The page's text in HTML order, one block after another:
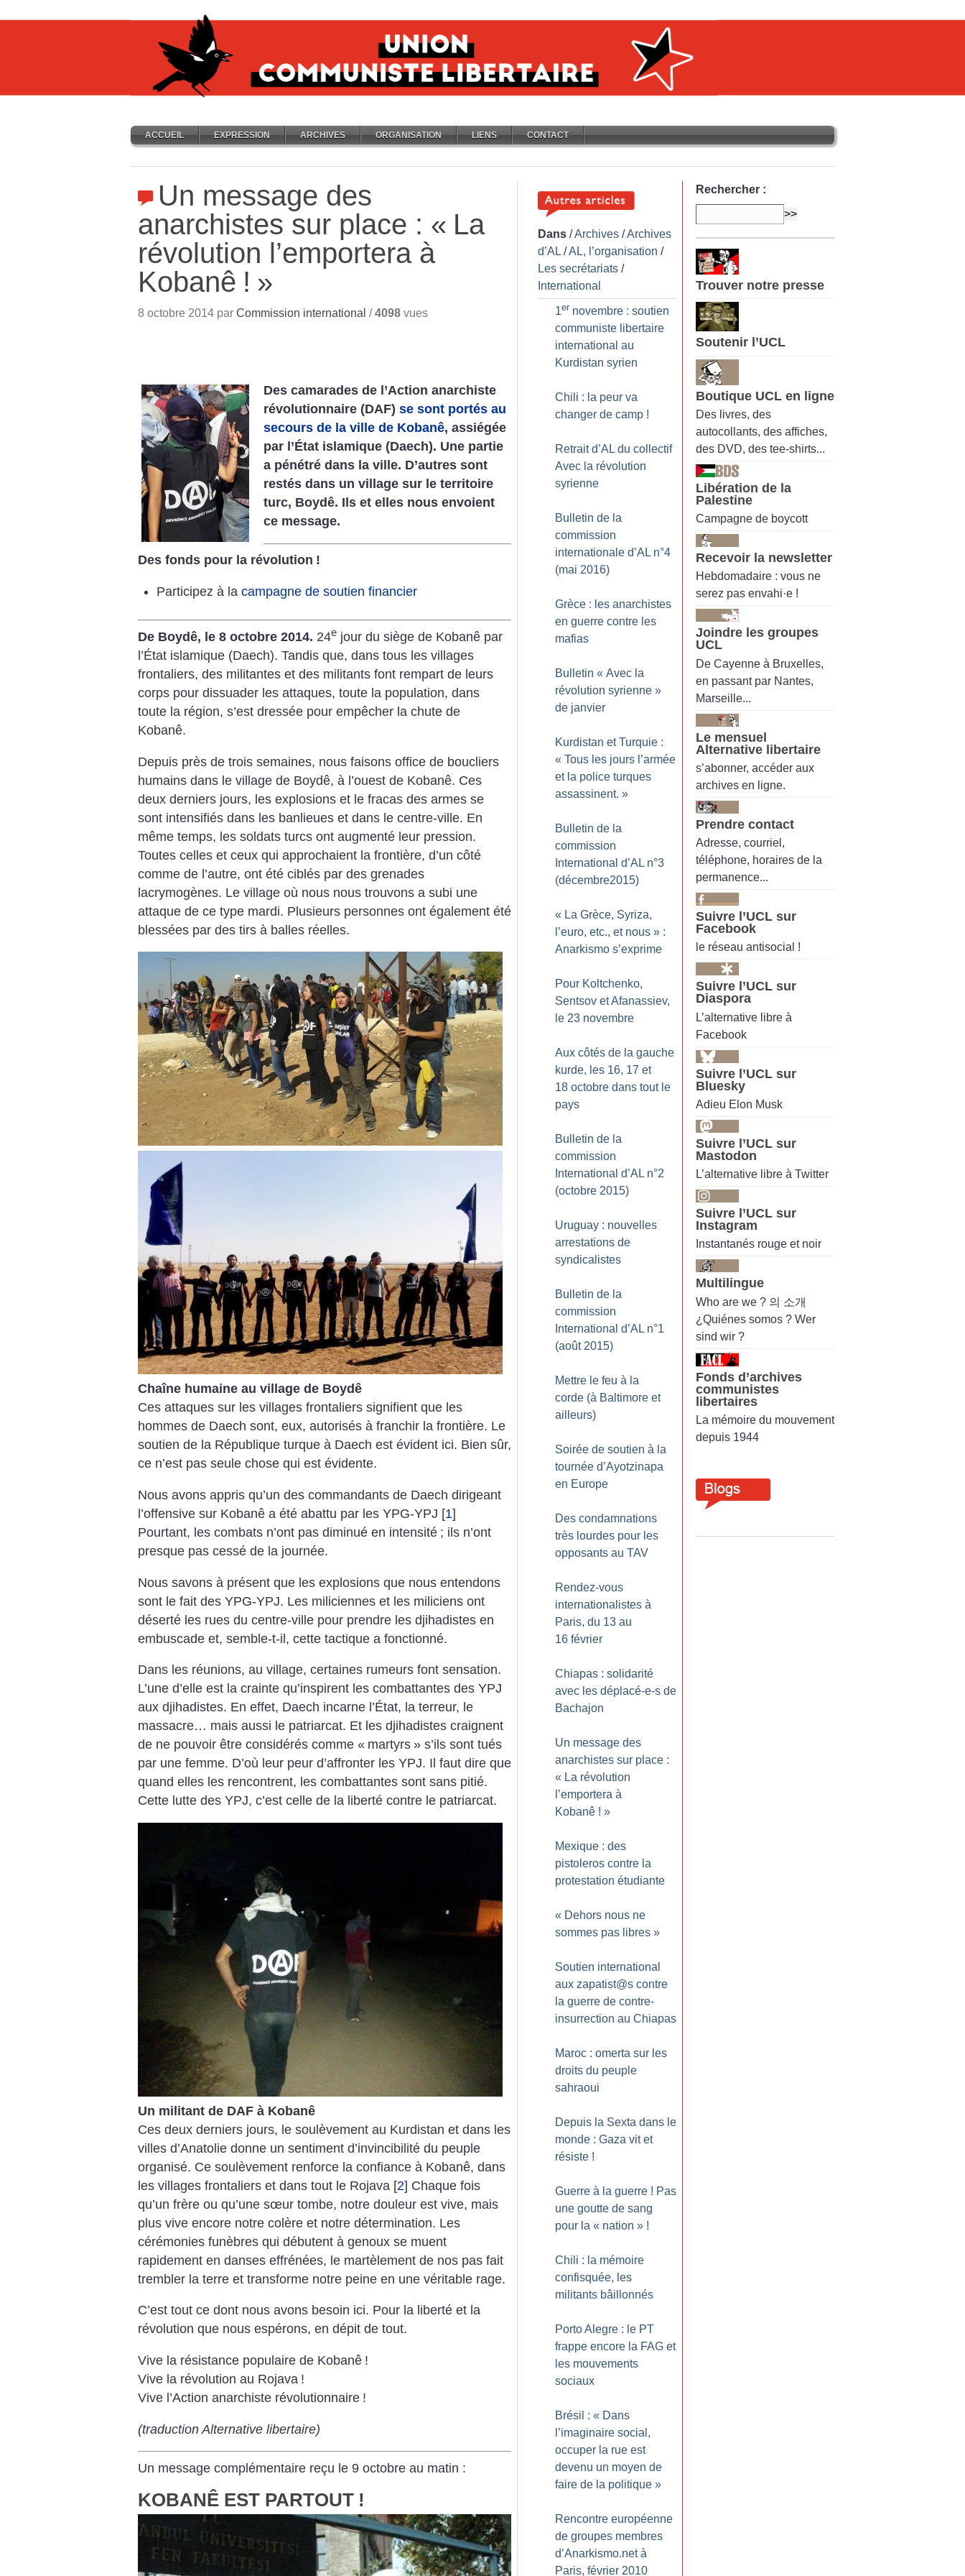
ACCUEIL EXPRESSION ARCHIVES ORGANISATION LIENS CONTACT
Un message des
anarchistes sur place : « La
révolution l’emportera à
Kobanê ! »
8 octobre 2014 par Commission international /4098 vues
Des camarades de l’Action anarchiste
révolutionnaire (DAF) se sont portés au
secours de la ville de Kobanê, assiégée
par l’État islamique (Daech). Une partie
a pénétré dans la ville. D’autres sont
restés dans un village sur le territoire
turc, Boydê. Ils et elles nous envoient
ce message.
Des fonds pour la révolution !
Participez à lacampagne de soutien financier
De Boydê, le 8 octobre 2014. 24e jour du siège de Kobanê par
l’État islamique (Daech). Tandis que, dans tous les villages
frontaliers, des militantes et des militants font rempart de leurs
corps pour dissuader les attaques, toute la population, dans
toute la région, s’est dressée pour empêcher la chute de
Kobanê.
Depuis près de trois semaines, nous faisons office de boucliers
humains dans le village de Boydê, à l’ouest de Kobanê. Ces
deux derniers jours, les explosions et le fracas des armes se
sont intensifiés dans les banlieues et dans le centre-ville. En
même temps, les soldats turcs ont augmenté leur pression.
Toutes celles et ceux qui approchaient la frontière, d’un côté
comme de l’autre, ont été ciblés par des grenades
lacrymogènes. Le village où nous nous trouvons a subi une
attaque de ce type mardi. Plusieurs personnes ont également été
blessées par des tirs à balles réelles.
Chaîne humaine au village de Boydê
Ces attaques sur les villages frontaliers signifient que les
hommes de Daech sont, eux, autorisés à franchir la frontière. Le
soutien de la République turque à Daech est évident ici. Bien sûr,
ce n’est pas seule chose qui est évidente.
Nous avons appris qu’un des commandants de Daech dirigeant
l’offensive sur Kobanê a été abattu par les YPG-YPJ [1]
Pourtant, les combats n’ont pas diminué en intensité ; ils n’ont
presque pas cessé de la journée.
Nous savons à présent que les explosions que nous entendons
sont le fait des YPG-YPJ. Les miliciennes et les miliciens ont
déserté les rues du centre-ville pour prendre les djihadistes en
embuscade et, semble-t-il, cette tactique a fonctionné.
Dans les réunions, au village, certaines rumeurs font sensation.
L’une d’elle est la crainte qu’inspirent les combattantes des YPJ
aux djihadistes. En effet, Daech incarne l’État, la terreur, le
massacre… mais aussi le patriarcat. Et les djihadistes craignent
de ne pouvoir être considérés comme « martyrs » s’ils sont tués
par une femme. D’où leur peur d’affronter les YPJ. Il faut dire que
quand elles les rencontrent, les combattantes sont sans pitié.
Cette lutte des YPJ, c’est celle de la liberté contre le patriarcat.
Un militant de DAF à Kobanê
Ces deux derniers jours, le soulèvement au Kurdistan et dans les
villes d’Anatolie donne un sentiment d’invincibilité du peuple
organisé. Ce soulèvement renforce la confiance à Kobanê, dans
les villages frontaliers et dans tout le Rojava [2] Chaque fois
qu’un frère ou qu’une sœur tombe, notre douleur est vive, mais
plus vive encore notre colère et notre détermination. Les
cérémonies funèbres qui débutent à genoux se muent
rapidement en danses effrénées, le martèlement de nos pas fait
trembler la terre et transforme notre peine en une véritable rage.
C’est tout ce dont nous avons besoin ici. Pour la liberté et la
révolution que nous espérons, en dépit de tout.
Vive la résistance populaire de Kobanê !
Vive la révolution au Rojava !
Vive l’Action anarchiste révolutionnaire !
(traduction Alternative libertaire)
Un message complémentaire reçu le 9 octobre au matin :
KOBANÊ EST PARTOUT !
Dans /Archives /Archives
d’AL /AL, l’organisation /
Les secrétariats /
International
1er novembre : soutien
communiste libertaire
international au
Kurdistan syrien
Chili : la peur va
changer de camp !
Retrait d’AL du collectif
Avec la révolution
syrienne
Bulletin de la
commission
internationale d’AL n°4
(mai 2016)
Grèce : les anarchistes
en guerre contre les
mafias
Bulletin « Avec la
révolution syrienne »
de janvier
Kurdistan et Turquie :
« Tous les jours l’armée
et la police turques
assassinent. »
Bulletin de la
commission
International d’AL n°3
(décembre2015)
« La Grèce, Syriza,
l’euro, etc., et nous » :
Anarkismo s’exprime
Pour Koltchenko,
Sentsov et Afanassiev,
le 23 novembre
Aux côtés de la gauche
kurde, les 16, 17 et
18 octobre dans tout le
pays
Bulletin de la
commission
International d’AL n°2
(octobre 2015)
Uruguay : nouvelles
arrestations de
syndicalistes
Bulletin de la
commission
International d’AL n°1
(août 2015)
Mettre le feu à la
corde (à Baltimore et
ailleurs)
Soirée de soutien à la
tournée d’Ayotzinapa
en Europe
Des condamnations
très lourdes pour les
opposants au TAV
Rendez-vous
internationalistes à
Paris, du 13 au
16 février
Chiapas : solidarité
avec les déplacé-e-s de
Bachajon
Un message des
anarchistes sur place :
« La révolution
l’emportera à
Kobanê ! »
Mexique : des
pistoleros contre la
protestation étudiante
« Dehors nous ne
sommes pas libres »
Soutien international
aux zapatist@s contre
la guerre de contre-
insurrection au Chiapas
Maroc : omerta sur les
droits du peuple
sahraoui
Depuis la Sexta dans le
monde : Gaza vit et
résiste !
Guerre à la guerre ! Pas
une goutte de sang
pour la « nation » !
Chili : la mémoire
confisquée, les
militants bâillonnés
Porto Alegre : le PT
frappe encore la FAG et
les mouvements
sociaux
Brésil : « Dans
l’imaginaire social,
occuper la rue est
devenu un moyen de
faire de la politique »
Rencontre européenne
de groupes membres
d’Anarkismo.net à
Paris, février 2010
Rechercher :
Trouver notre presse
Soutenir l’UCL
Boutique UCL en ligne
Des livres, des
autocollants, des affiches,
des DVD, des tee-shirts...
Libération de la
Palestine
Campagne de boycott
Recevoir la newsletter
Hebdomadaire : vous ne
serez pas envahi·e !
Joindre les groupes
UCL
De Cayenne à Bruxelles,
en passant par Nantes,
Marseille...
Le mensuel
Alternative libertaire
s’abonner, accéder aux
archives en ligne.
Prendre contact
Adresse, courriel,
téléphone, horaires de la
permanence...
Suivre l’UCL sur
Facebook
le réseau antisocial !
Suivre l’UCL sur
Diaspora
L’alternative libre à
Facebook
Suivre l’UCL sur
Bluesky
Adieu Elon Musk
Suivre l’UCL sur
Mastodon
L’alternative libre à Twitter
Suivre l’UCL sur
Instagram
Instantanés rouge et noir
Multilingue
Who are we ? 의 소개
¿Quiénes somos ? Wer
sind wir ?
Fonds d’archives
communistes
libertaires
La mémoire du mouvement
depuis 1944